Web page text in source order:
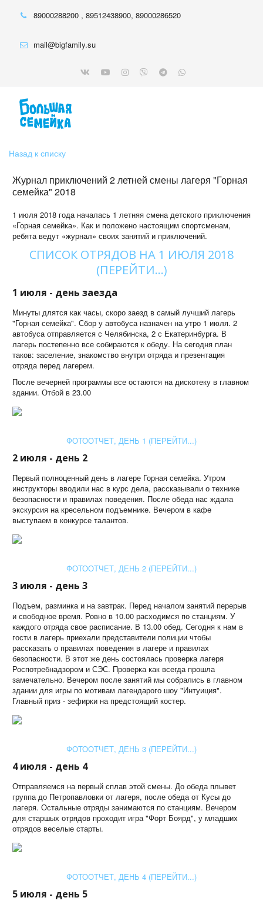
89000288200 , 89512438900, 89000286520
mail@bigfamily.su
Назад к списку
Журнал приключений 2 летней смены лагеря "Горная
семейка" 2018
1 июля 2018 года началась 1 летняя смена детского приключения
«Горная семейка». Как и положено настоящим спортсменам,
ребята ведут «журнал» своих занятий и приключений.
СПИСОК ОТРЯДОВ НА 1 ИЮЛЯ 2018
(ПЕРЕЙТИ...)
1 июля - день заезда
Минуты длятся как часы, скоро заезд в самый лучший лагерь
"Горная семейка". Сбор у автобуса назначен на утро 1 июля. 2
автобуса отправляется с Челябинска, 2 с Екатеринбурга. В
лагерь постепенно все собираются к обеду. На сегодня план
таков: заселение, знакомство внутри отряда и презентация
отряда перед лагерем.
После вечерней программы все остаются на дискотеку в главном
здании. Отбой в 23.00
ФОТООТЧЕТ, ДЕНЬ 1 (ПЕРЕЙТИ...)
2 июля - день 2
Первый полноценный день в лагере Горная семейка. Утром
инструкторы вводили нас в курс дела, рассказывали о технике
безопасности и правилах поведения. После обеда нас ждала
экскурсия на кресельном подъемнике. Вечером в кафе
выступаем в конкурсе талантов.
ФОТООТЧЕТ, ДЕНЬ 2 (ПЕРЕЙТИ...)
3 июля - день 3
Подъем, разминка и на завтрак. Перед началом занятий перерыв
и свободное время. Ровно в 10.00 расходимся по станциям. У
каждого отряда свое расписание. В 13.00 обед. Сегодня к нам в
гости в лагерь приехали представители полиции чтобы
рассказать о правилах поведения в лагере и правилах
безопасности. В этот же день состоялась проверка лагеря
Роспотребнадзором и СЭС. Проверка как всегда прошла
замечательно. Вечером после занятий мы собрались в главном
здании для игры по мотивам лагендарого шоу "Интуиция".
Главный приз - зефирки на предстоящий костер.
ФОТООТЧЕТ, ДЕНЬ 3 (ПЕРЕЙТИ...)
4 июля - день 4
Отправляемся на первый сплав этой смены. До обеда плывет
группа до Петропавловки от лагеря, после обеда от Кусы до
лагеря. Остальные отряды занимаются по станциям. Вечером
для старшых отрядов проходит игра "Форт Боярд", у младших
отрядов веселые старты.
ФОТООТЧЕТ, ДЕНЬ 4 (ПЕРЕЙТИ...)
5 июля - день 5